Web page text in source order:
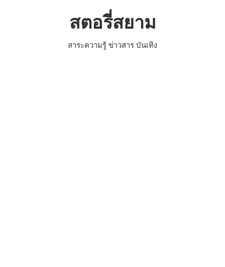
สตอรี่สยาม
สาระความรู้ ข่าวสาร บันเทิง